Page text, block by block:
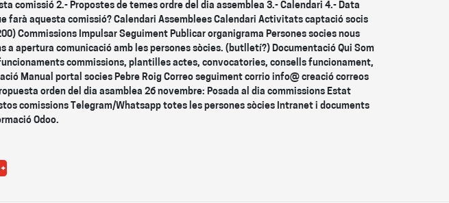
comissió 2.- Propostes de temes ordre del dia assemblea 3.- Calendari 4.- Data
farà aquesta comissió? Calendari Assemblees Calendari Activitats captació socis
Commissions Impulsar Seguiment Publicar organigrama Persones socies nous
a apertura comunicació amb les persones sòcies. (butlletí?) Documentació Qui Som
commissions, plantilles actes, convocatories, consells funcionament,
Manual portal socies Pebre Roig Correo seguiment corrio info@ creació correos
orden del dia asamblea 26 novembre: Posada al dia commissions Estat
comissions Telegram/Whatsapp totes les persones sòcies Intranet i documents
Odoo.